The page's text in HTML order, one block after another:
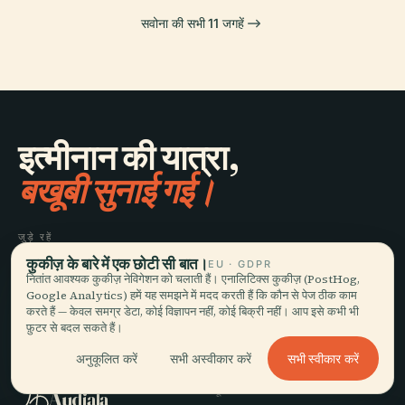
सवोना की सभी 11 जगहें
इत्मीनान की यात्रा,
बखूबी सुनाई गई।
जुड़े रहें
जुड़ें
Audiala
कुकीज़ के बारे में एक छोटी सी बात। EU · GDPR
नितांत आवश्यक कुकीज़ नेविगेशन को चलाती हैं। एनालिटिक्स कुकीज़ (PostHog,
Google Analytics) हमें यह समझने में मदद करती हैं कि कौन से पेज ठीक काम
करते हैं — केवल समग्र डेटा, कोई विज्ञापन नहीं, कोई बिक्री नहीं। आप इसे कभी भी
फ़ुटर से बदल सकते हैं।
अनुकूलित करें सभी अस्वीकार करें सभी स्वीकार करें